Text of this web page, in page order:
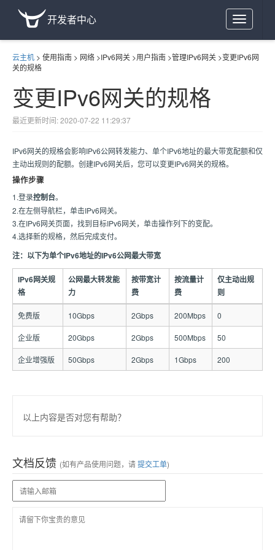
Toggle
navigation
开发者中心
云主机 > 使用指南 > 网络 >IPv6网关 >用户指南 >管理IPv6网关 >变更IPv6网
关的规格
变更IPv6网关的规格
最近更新时间: 2020-07-22 11:29:37
IPv6网关的规格会影响IPv6公网转发能力、单个IPv6地址的最大带宽配额和仅
主动出规则的配额。创建IPv6网关后，您可以变更IPv6网关的规格。
操作步骤
1.登录控制台。
2.在左侧导航栏，单击IPv6网关。
3.在IPv6网关页面，找到目标IPv6网关，单击操作列下的变配。
4.选择新的规格，然后完成支付。
注：以下为单个IPv6地址的IPv6公网最大带宽
IPv6网关规
格
公网最大转发能
力
按带宽计
费
按流量计
费
仅主动出规
则
免费版 10Gbps 2Gbps 200Mbps 0
企业版 20Gbps 2Gbps 500Mbps 50
企业增强版 50Gbps 2Gbps 1Gbps 200
以上内容是否对您有帮助？
文档反馈 (如有产品使用问题，请提交工单)